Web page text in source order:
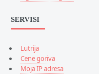
SERVISI
Lutrija
Cene goriva
Moja IP adresa